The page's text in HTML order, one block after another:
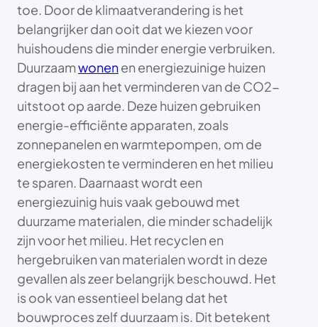
toe. Door de klimaatverandering is het
belangrijker dan ooit dat we kiezen voor
huishoudens die minder energie verbruiken.
Duurzaamwonenen energiezuinige huizen
dragen bij aan het verminderen van de CO2-
uitstoot op aarde. Deze huizen gebruiken
energie-efficiënte apparaten, zoals
zonnepanelen en warmtepompen, om de
energiekosten te verminderen en het milieu
te sparen. Daarnaast wordt een
energiezuinig huis vaak gebouwd met
duurzame materialen, die minder schadelijk
zijn voor het milieu. Het recyclen en
hergebruiken van materialen wordt in deze
gevallen als zeer belangrijk beschouwd. Het
is ook van essentieel belang dat het
bouwproces zelf duurzaam is. Dit betekent